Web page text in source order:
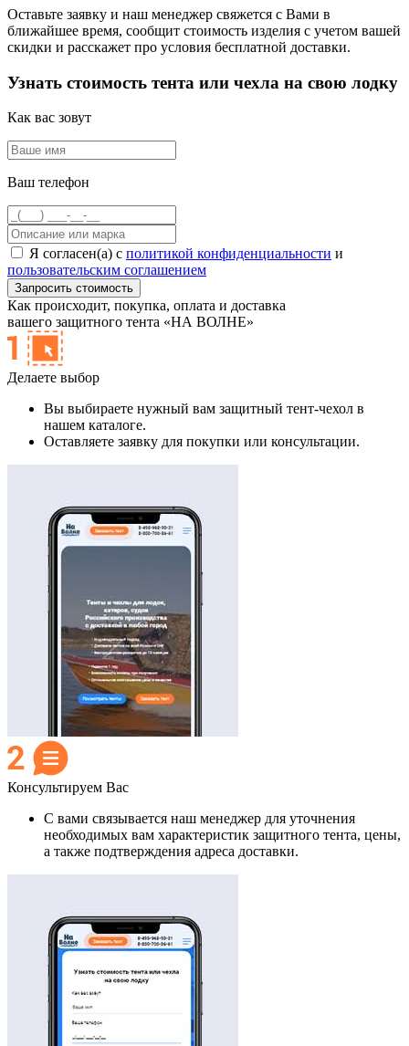
Оставьте заявку и наш менеджер свяжется с Вами в
ближайшее время, сообщит стоимость изделия с учетом вашей
скидки и расскажет про условия бесплатной доставки.
Узнать стоимость тента или чехла на свою лодку
Как вас зовут
Ваш телефон
Я согласен(а) с политикой конфиденциальности и
пользовательским соглашением
Как происходит, покупка, оплата и доставка
вашего защитного тента «НА ВОЛНЕ»
Делаете выбор
Вы выбираете нужный вам защитный тент-чехол в
нашем каталоге.
Оставляете заявку для покупки или консультации.
Консультируем Вас
С вами связывается наш менеджер для уточнения
необходимых вам характеристик защитного тента, цены,
а также подтверждения адреса доставки.